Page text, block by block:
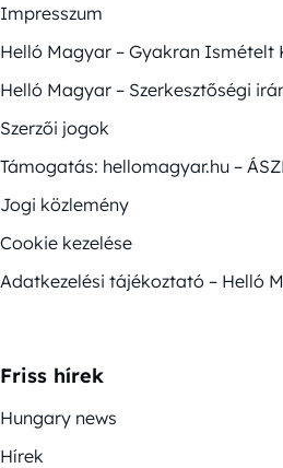
Impresszum
Helló Magyar – Gyakran Ismételt
Helló Magyar – Szerkesztőségi
Szerzői jogok
Támogatás: hellomagyar.hu –
Jogi közlemény
Cookie kezelése
Adatkezelési tájékoztató – Helló
Friss hírek
Hungary news
Hírek